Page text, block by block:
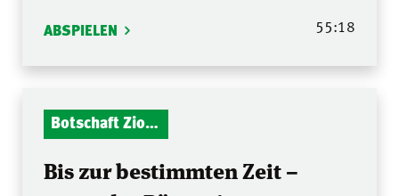
ABSPIELEN 55:18
Botschaft Zionshalle
Bis zur bestimmten Zeit –